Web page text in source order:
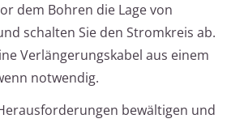
dem Bohren die Lage von
schalten Sie den Stromkreis ab.
Verlängerungskabel aus einem
notwendig.
bewältigen und